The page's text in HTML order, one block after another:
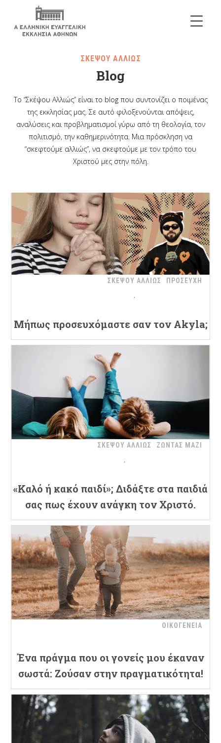
ΣΚΕΨΟΥ ΑΛΛΙΩΣ
Blog
Το “Σκέψου Αλλιώς” είναι το blog που συντονίζει ο ποιμένας
της εκκλησίας μας. Σε αυτό φιλοξενούνται απόψεις,
αναλύσεις και προβληματισμοί γύρω από τη θεολογία, τον
πολιτισμό, την καθημερινότητα. Μια πρόσκληση να
“σκεφτούμε αλλιώς”, να σκεφτούμε με τον τρόπο του
Χριστού μες στην πόλη.
ΣΚΕΨΟΥ ΑΛΛΙΩΣ ΠΡΟΣΕΥΧΗ
Μήπως προσευχόμαστε σαν τον Akyla;
ΣΚΕΨΟΥ ΑΛΛΙΩΣ ΖΩΝΤΑΣ ΜΑΖΙ
«Καλό ή κακό παιδί»; Διδάξτε στα παιδιά
σας πως έχουν ανάγκη τον Χριστό.
ΟΙΚΟΓΕΝΕΙΑ
Ένα πράγμα που οι γονείς μου έκαναν
σωστά: Ζούσαν στην πραγματικότητα!